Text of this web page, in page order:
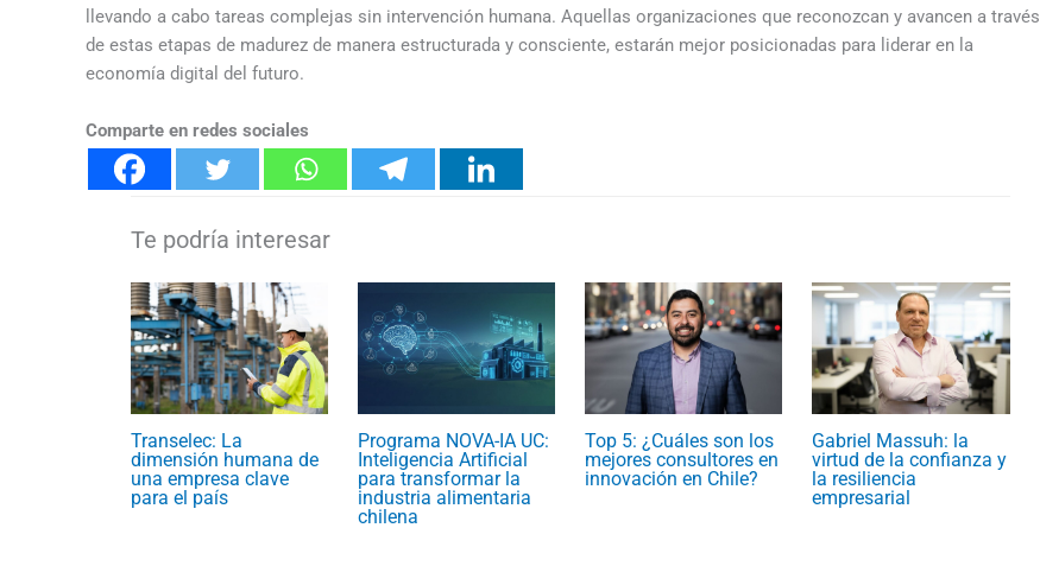
llevando a cabo tareas complejas sin intervención humana. Aquellas organizaciones que reconozcan y avancen a través
de estas etapas de madurez de manera estructurada y consciente, estarán mejor posicionadas para liderar en la
economía digital del futuro.
Comparte en redes sociales
Transelec: La
dimensión humana de
una empresa clave
para el país
Programa NOVA-IA UC:
Inteligencia Artificial
para transformar la
industria alimentaria
chilena
Top 5: ¿Cuáles son los
mejores consultores en
innovación en Chile?
Gabriel Massuh: la
virtud de la confianza y
la resiliencia
empresarial